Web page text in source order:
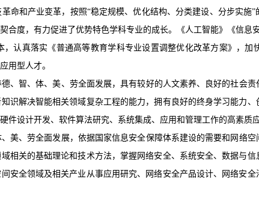
和产业变革，按照“稳定规模、优化结构、分类建设、分步实施
合度，有力促进了优势特色学科专业的成长。《人工智能》《信息
真落实《普通高等教育学科专业设置调整优化改革方案》，加
用型人才。
智、体、美、劳全面发展，具有较好的人文素养、良好的社会责
识解决智能相关领域复杂工程的能力，拥有良好的终身学习能力
件设计开发、软件算法研究、系统集成、应用和管理工作的高素质
、劳全面发展，依据国家信息安全保障体系建设的需要和网络空
相关的基础理论和技术方法，掌握网络安全、系统安全、数据与
安全领域及相关产业从事应用研究、网络安全产品设计、网络安